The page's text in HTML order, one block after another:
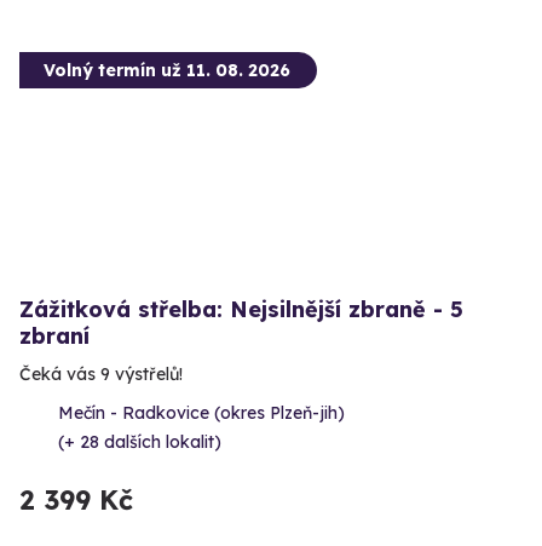
Volný termín už 11. 08. 2026
Zážitková střelba: Nejsilnější zbraně - 5
zbraní
Čeká vás 9 výstřelů!
Mečín - Radkovice (okres Plzeň-jih)
(+ 28 dalších lokalit)
2 399 Kč